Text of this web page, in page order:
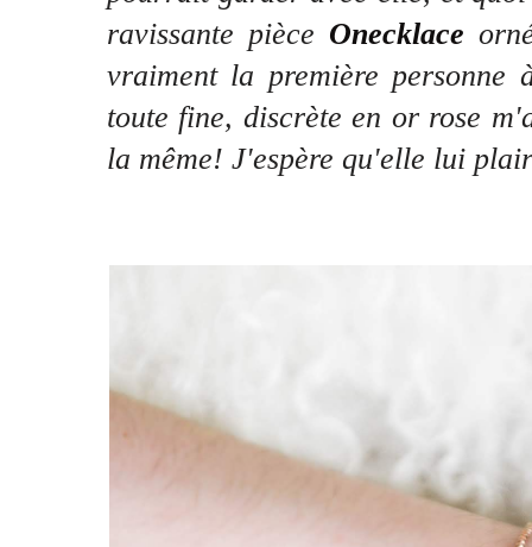
ravissante pièce Onecklace
vraiment la première personne
toute fine, discrète en or rose
la même! J'espère qu'elle lui